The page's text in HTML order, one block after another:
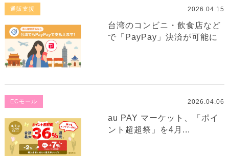
通販支援 2026.04.15
台湾のコンビニ・飲食店など
で「PayPay」決済が可能に
ECモール 2026.04.06
au PAY マーケット、「ポイ
ント超超祭」を4月...